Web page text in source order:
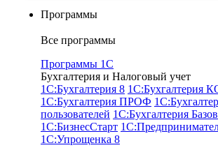
Программы
Все программы
Программы 1С
Бухгалтерия и Налоговый учет
1С:Бухгалтерия 8 1С:Бухгалтерия
1С:Бухгалтерия ПРОФ
пользователей 1С:Бухгалтерия
1С:БизнесСтарт
1С:Упрощенка 8